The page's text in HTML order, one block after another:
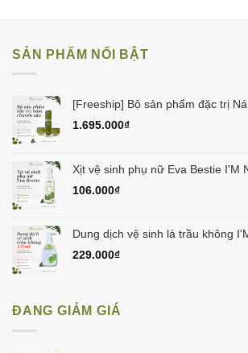
SẢN PHẨM NỔI BẬT
[Freeship] Bộ sản phẩm đặc trị
1.695.000₫
Xịt vệ sinh phụ nữ Eva Bestie I'M
106.000₫
Dung dịch vệ sinh lá trầu không
229.000₫
ĐANG GIẢM GIÁ